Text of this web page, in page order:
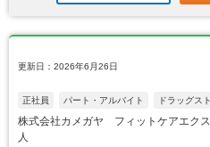
更新日：2026年6月26日
正社員 パート・アルバイト ドラッグス
株式会社カメガヤ フィットケアエク
人